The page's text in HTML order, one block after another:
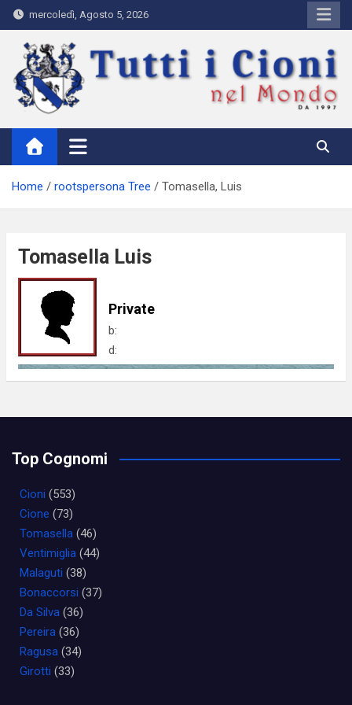
Skip
to
content
mercoledì, Agosto 5, 2026
Tutti i Cioni nel Mondo
Where Cioni`s come from
Home rootspersona Tree Tomasella, Luis
Tomasella Luis
Private
b:
d:
Top Cognomi
Cioni (553)
Cione (73)
Tomasella (46)
Ventimiglia (44)
Malaguti (38)
Bonaccorsi (37)
Da Silva (36)
Pereira (36)
Ragusa (34)
Girotti (33)